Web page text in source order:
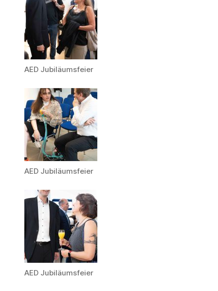
AED Jubiläumsfeier
AED Jubiläumsfeier
AED Jubiläumsfeier